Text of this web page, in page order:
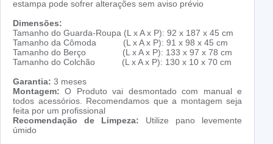
estampa pode sofrer alterações sem aviso prévio
Dimensões:
Tamanho do Guarda-Roupa (L x A x P): 92 x 187 x 45 cm
Tamanho da Cômoda (L x A x P): 91 x 98 x 45 cm
Tamanho do Berço (L x A x P): 133 x 97 x 78 cm
Tamanho do Colchão (L x A x P): 130 x 10 x 70 cm
Garantia: 3 meses
Montagem: O Produto vai desmontado com manual e
todos acessórios. Recomendamos que a montagem seja
feita por um profissional
Recomendação de Limpeza: Utilize pano levemente
úmido